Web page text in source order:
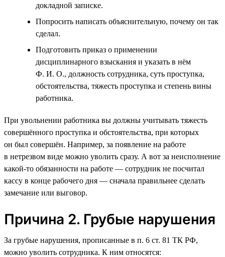
докладной записке.
Попросить написать объяснительную, почему он так
сделал.
Подготовить приказ о применении
дисциплинарного взыскания и указать в нём
Ф. И. О., должность сотрудника, суть проступка,
обстоятельства, тяжесть проступка и степень вины
работника.
При увольнении работника вы должны учитывать тяжесть
совершённого проступка и обстоятельства, при которых
он был совершён. Например, за появление на работе
в нетрезвом виде можно уволить сразу. А вот за неисполнение
какой-то обязанности на работе — сотрудник не посчитал
кассу в конце рабочего дня — сначала правильнее сделать
замечание или выговор.
Причина 2. Грубые нарушения
За грубые нарушения, прописанные в п. 6 ст. 81 ТК РФ,
можно уволить сотрудника. К ним относятся: